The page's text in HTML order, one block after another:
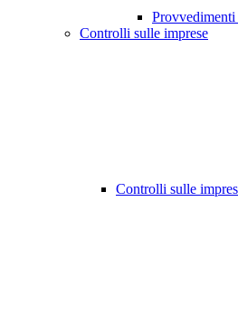
Controlli sulle imprese
Controlli sulle